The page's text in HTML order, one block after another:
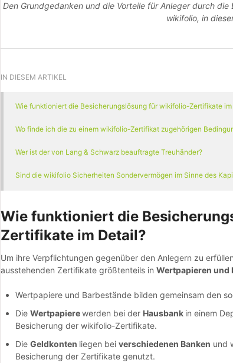
Den Grundgedanken und die Vorteile für Anleger durch
wikifolio, in
IN DIESEM ARTIKEL
Wie funktioniert die Besicherungslösung für wikifolio-Zertifikate
Wo finde ich die zu einem wikifolio-Zertifikat zugehörigen
Wer ist der von Lang & Schwarz beauftragte Treuhänder?
Sind die wikifolio Sicherheiten Sondervermögen im Sinne des
Wie funktioniert die
Zertifikate im Detail?
Um ihre Verpflichtungen gegenüber den Anlegern zu
ausstehenden Zertifikate größtenteils in Wertpapieren und
Wertpapiere und Barbestände bilden gemeinsam den
Die Wertpapierewerden bei der Hausbank in einem
Besicherung der wikifolio-Zertifikate.
Die Geldkonten liegen bei verschiedenen Banken und
Besicherung der Zertifikate genutzt.